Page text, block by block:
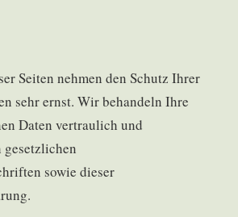
Seiten nehmen den Schutz Ihrer
sehr ernst. Wir behandeln Ihre
Daten vertraulich und
gesetzlichen
sowie dieser